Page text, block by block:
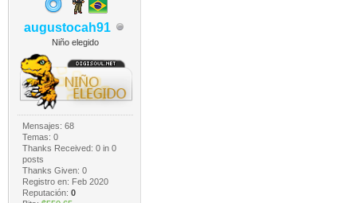
augustocah91
Niño elegido
Mensajes: 68
Temas: 0
Thanks Received: 0in 0
posts
Thanks Given: 0
Registro en: Feb 2020
Reputación: 0